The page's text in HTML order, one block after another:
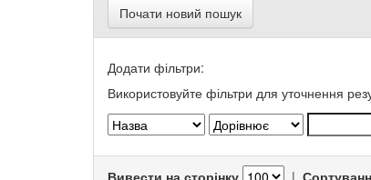
Почати новий пошук
Додати фільтри:
Використовуйте фільтри для уточнення
Вивести на сторінку |